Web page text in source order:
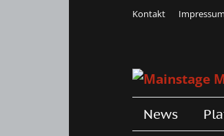
Kontakt Impressum
News